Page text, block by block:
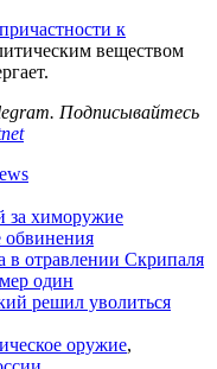
к
веществом
Подписывайтесь
за химоружие
обвинения
в отравлении Скрипаля
один
решил уволиться
оружие,